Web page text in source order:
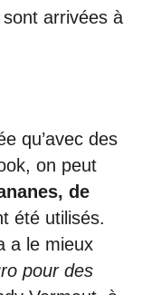
sont arrivées à
qu’avec des
on peut
de
été utilisés.
a le mieux
pour des